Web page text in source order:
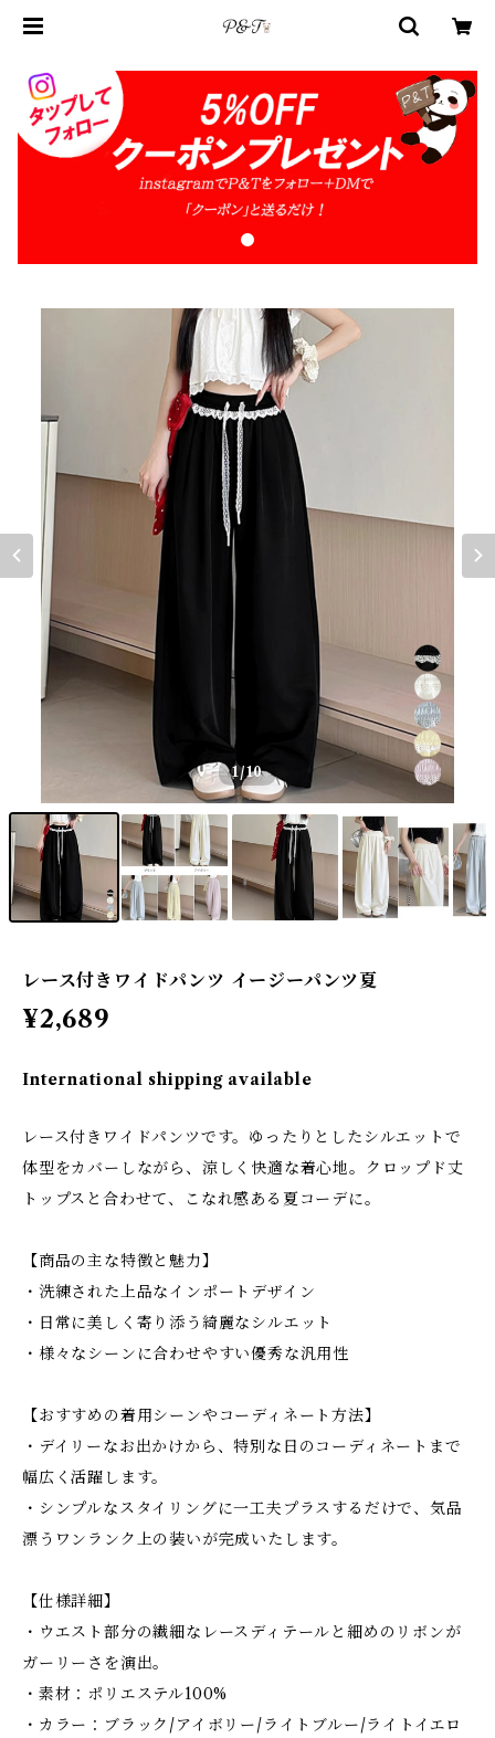
1/10
レース付きワイドパンツ イージーパンツ夏
¥2,689
International shipping available
レース付きワイドパンツです。ゆったりとしたシルエットで
体型をカバーしながら、涼しく快適な着心地。クロップド丈
トップスと合わせて、こなれ感ある夏コーデに。
【商品の主な特徴と魅力】
・洗練された上品なインポートデザイン
・日常に美しく寄り添う綺麗なシルエット
・様々なシーンに合わせやすい優秀な汎用性
【おすすめの着用シーンやコーディネート方法】
・デイリーなお出かけから、特別な日のコーディネートまで
幅広く活躍します。
・シンプルなスタイリングに一工夫プラスするだけで、気品
漂うワンランク上の装いが完成いたします。
【仕様詳細】
・ウエスト部分の繊細なレースディテールと細めのリボンが
ガーリーさを演出。
・素材：ポリエステル100%
・カラー：ブラック/アイボリー/ライトブルー/ライトイエロ